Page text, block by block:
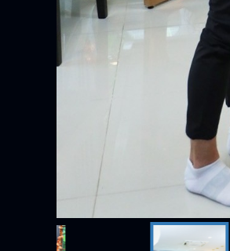
รวมใจไทยทั่วหล้า บริจาคโลหิตน้อม
ถวาย ‘สมเด็จพระบรมราชชนนีพันปี
ระลึก 80 พรรษาฯ อันทรงคุณค่า
2026-08-04 14:08:55
ละคร / ซีรีส์
ละคร/ซีรีส์